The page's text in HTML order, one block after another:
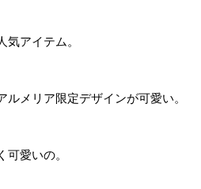
アイテム。
メリア限定デザインが可愛い。
愛いの。